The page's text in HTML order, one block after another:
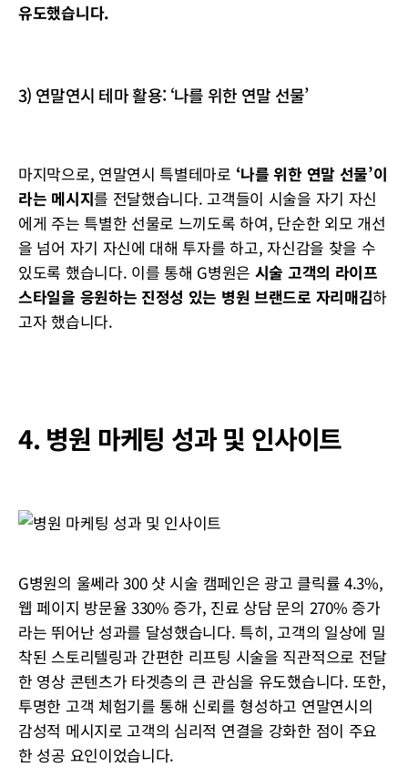
유도했습니다.
3) 연말연시 테마 활용: ‘나를 위한 연말 선물’
마지막으로, 연말연시 특별테마로 ‘나를 위한 연말 선물’이
라는 메시지를 전달했습니다. 고객들이 시술을 자기 자신
에게 주는 특별한 선물로 느끼도록 하여, 단순한 외모 개선
을 넘어 자기 자신에 대해 투자를 하고, 자신감을 찾을 수
있도록 했습니다. 이를 통해 G병원은 시술 고객의 라이프
스타일을 응원하는 진정성 있는 병원 브랜드로 자리매김하
고자 했습니다.
4. 병원 마케팅 성과 및 인사이트
G병원의 울쎄라 300 샷 시술 캠페인은 광고 클릭률 4.3%,
웹 페이지 방문율 330% 증가, 진료 상담 문의 270% 증가
라는 뛰어난 성과를 달성했습니다. 특히, 고객의 일상에 밀
착된 스토리텔링과 간편한 리프팅 시술을 직관적으로 전달
한 영상 콘텐츠가 타겟층의 큰 관심을 유도했습니다. 또한,
투명한 고객 체험기를 통해 신뢰를 형성하고 연말연시의
감성적 메시지로 고객의 심리적 연결을 강화한 점이 주요
한 성공 요인이었습니다.